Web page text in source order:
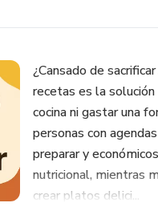
¿Cansado de
recetas es la
cocina ni gastar una
personas con
preparar y
nutricional, mientras
crear platos delici...